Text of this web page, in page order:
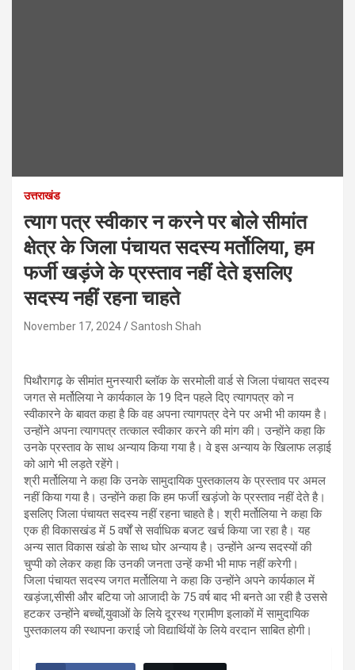
उत्तराखंड
त्याग पत्र स्वीकार न करने पर बोले सीमांत
क्षेत्र के जिला पंचायत सदस्य मर्तोलिया, हम
फर्जी खड़ंजे के प्रस्ताव नहीं देते इसलिए
सदस्य नहीं रहना चाहते
November 17, 2024 Santosh Shah
पिथौरागढ़ के सीमांत मुनस्यारी ब्लॉक के सरमोली वार्ड से जिला पंचायत सदस्य
जगत से मर्तोलिया ने कार्यकाल के 19 दिन पहले दिए त्यागपत्र को न
स्वीकारने के बावत कहा है कि वह अपना त्यागपत्र देने पर अभी भी कायम है।
उन्होंने अपना त्यागपत्र तत्काल स्वीकार करने की मांग की। उन्होंने कहा कि
उनके प्रस्ताव के साथ अन्याय किया गया है। वे इस अन्याय के खिलाफ लड़ाई
को आगे भी लड़ते रहेंगे।
श्री मर्तोलिया ने कहा कि उनके सामुदायिक पुस्तकालय के प्रस्ताव पर अमल
नहीं किया गया है। उन्होंने कहा कि हम फर्जी खड़ंजो के प्रस्ताव नहीं देते है।
इसलिए जिला पंचायत सदस्य नहीं रहना चाहते है। श्री मर्तोलिया ने कहा कि
एक ही विकासखंड में 5 वर्षों से सर्वाधिक बजट खर्च किया जा रहा है। यह
अन्य सात विकास खंडो के साथ घोर अन्याय है। उन्होंने अन्य सदस्यों की
चुप्पी को लेकर कहा कि उनकी जनता उन्हें कभी भी माफ नहीं करेगी।
जिला पंचायत सदस्य जगत मर्तोलिया ने कहा कि उन्होंने अपने कार्यकाल में
खड़ंजा,सीसी और बटिया जो आजादी के 75 वर्ष बाद भी बनते आ रही है उससे
हटकर उन्होंने बच्चों,युवाओं के लिये दूरस्थ ग्रामीण इलाकों में सामुदायिक
पुस्तकालय की स्थापना कराई जो विद्यार्थियों के लिये वरदान साबित होगी।